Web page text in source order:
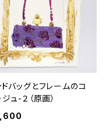
バッグとフレームのコ
ュ-２（原画）